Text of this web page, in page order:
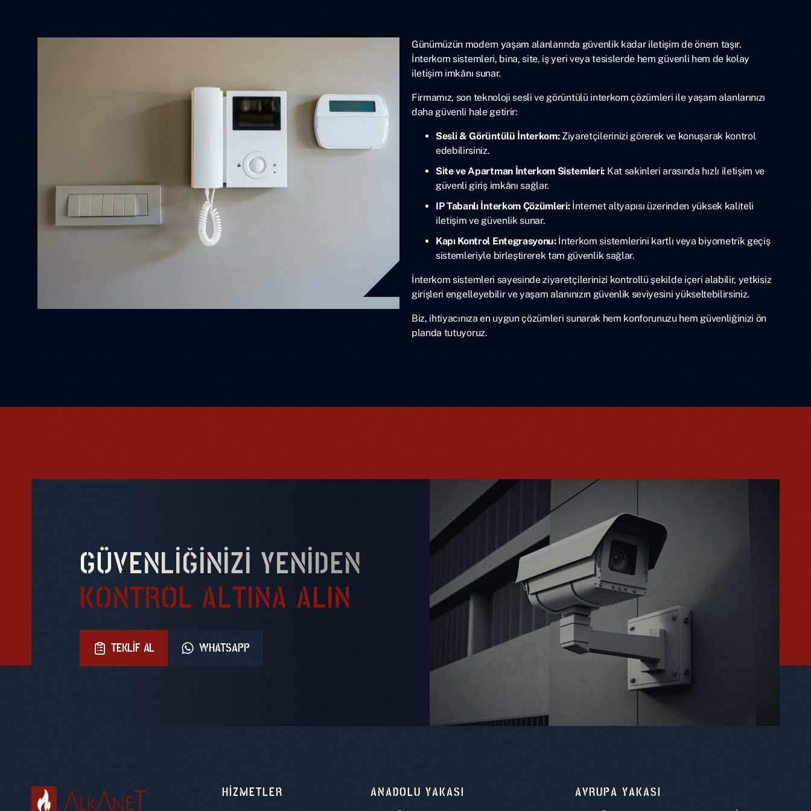
Günümüzün modern yaşam alanlarında güvenlik kadar iletişim de önem taşır.
İnterkom sistemleri, bina, site, iş yeri veya tesislerde hem güvenli hem de kolay
iletişim imkânı sunar.
Firmamız, son teknoloji sesli ve görüntülü interkom çözümleri ile yaşam alanlarınızı
daha güvenli hale getirir:
Sesli & Görüntülü İnterkom:Ziyaretçilerinizi görerek ve konuşarak kontrol
edebilirsiniz.
Site ve Apartman İnterkom Sistemleri: Kat sakinleri arasında hızlı iletişim ve
güvenli giriş imkânı sağlar.
IP Tabanlı İnterkom Çözümleri:İnternet altyapısı üzerinden yüksek kaliteli
iletişim ve güvenlik sunar.
Kapı Kontrol Entegrasyonu:İnterkom sistemlerini kartlı veya biyometrik geçiş
sistemleriyle birleştirerek tam güvenlik sağlar.
İnterkom sistemleri sayesinde ziyaretçilerinizi kontrollü şekilde içeri alabilir, yetkisiz
girişleri engelleyebilir ve yaşam alanınızın güvenlik seviyesini yükseltebilirsiniz.
Biz, ihtiyacınıza en uygun çözümleri sunarak hem konforunuzu hem güvenliğinizi ön
planda tutuyoruz.
GÜVENLIĞINIZI YENIDEN
KONTROL ALTINA ALIN
TEKLIF AL WHATSAPP
HIZMETLER ANADOLU YAKASI AVRUPA YAKASI